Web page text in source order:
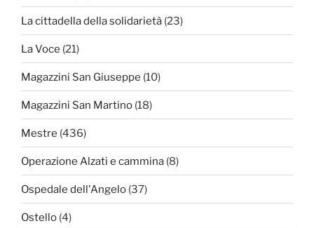
La cittadella della solidarietà (23)
La Voce (21)
Magazzini San Giuseppe (10)
Magazzini San Martino (18)
Mestre (436)
Operazione Alzati e cammina (8)
Ospedale dell'Angelo (37)
Ostello (4)